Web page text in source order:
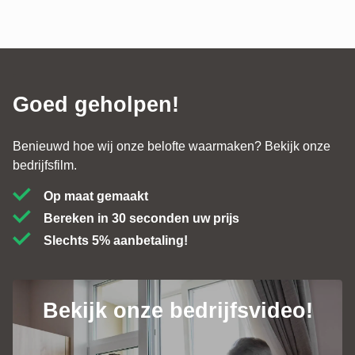
Bekijk onze bedrijfsvideo!
Contact
Goed geholpen!
Benieuwd hoe wij onze belofte waarmaken? Bekijk onze
bedrijfsfilm.
Op maat gemaakt
Bereken in 30 seconden uw prijs
Slechts 5% aanbetaling!